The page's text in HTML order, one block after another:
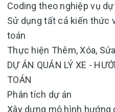
Coding theo nghiệp vụ dự
Sử dụng tất cả kiến thức
toán
Thực hiện Thêm, Xóa,
DỰ ÁN QUẢN LÝ XE -
TOÁN
Phân tích dự án
Xây dựng mô hình hướng